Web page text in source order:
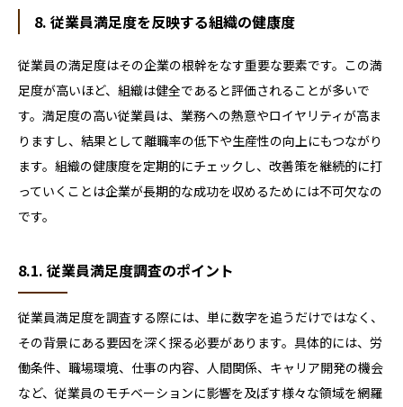
8. 従業員満足度を反映する組織の健康度
従業員の満足度はその企業の根幹をなす重要な要素です。この満
足度が高いほど、組織は健全であると評価されることが多いで
す。満足度の高い従業員は、業務への熱意やロイヤリティが高ま
りますし、結果として離職率の低下や生産性の向上にもつながり
ます。組織の健康度を定期的にチェックし、改善策を継続的に打
っていくことは企業が長期的な成功を収めるためには不可欠なの
です。
8.1. 従業員満足度調査のポイント
従業員満足度を調査する際には、単に数字を追うだけではなく、
その背景にある要因を深く探る必要があります。具体的には、労
働条件、職場環境、仕事の内容、人間関係、キャリア開発の機会
など、従業員のモチベーションに影響を及ぼす様々な領域を網羅